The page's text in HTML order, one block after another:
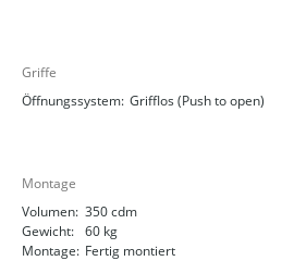
Griffe
Öffnungssystem: Grifflos (Push to open)
Montage
Volumen: 350 cdm
Gewicht: 60 kg
Montage: Fertig montiert